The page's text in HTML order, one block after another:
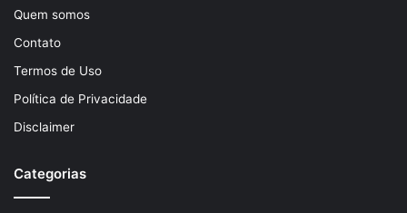
Quem somos
Contato
Termos de Uso
Política de Privacidade
Disclaimer
Categorias